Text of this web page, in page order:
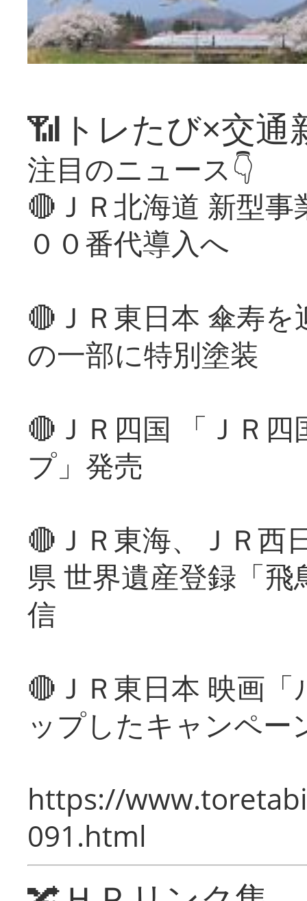
📶トレたび×交通
注目のニュース👇
🔴ＪＲ北海道 新型
００番代導入へ
🔴ＪＲ東日本 傘寿
の一部に特別塗装
🔴ＪＲ四国 「ＪＲ
プ」発売
🔴ＪＲ東海、ＪＲ西
県 世界遺産登録「
信
🔴ＪＲ東日本 映画
ップしたキャンペー
https://
091.html